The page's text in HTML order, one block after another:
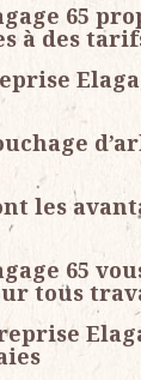
65
à des
les
65
tous